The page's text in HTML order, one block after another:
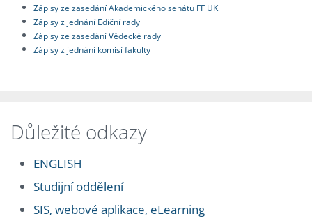
Zápisy ze zasedání Akademického senátu FF UK
Zápisy z jednání Ediční rady
Zápisy ze zasedání Vědecké rady
Zápisy z jednání komisí fakulty
Důležité odkazy
ENGLISH
Studijní oddělení
SIS, webové aplikace, eLearning